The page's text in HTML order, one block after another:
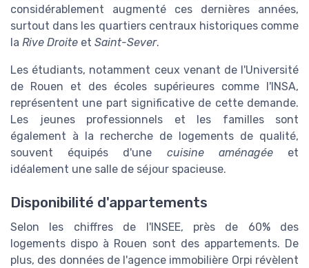
considérablement augmenté ces dernières années,
surtout dans les quartiers centraux historiques comme
la Rive Droite et Saint-Sever.
Les étudiants, notamment ceux venant de l'Université
de Rouen et des écoles supérieures comme l'INSA,
représentent une part significative de cette demande.
Les jeunes professionnels et les familles sont
également à la recherche de logements de qualité,
souvent équipés d'une cuisine aménagéeet
idéalement une salle de séjour spacieuse.
Disponibilité d'appartements
Selon les chiffres de l'INSEE, près de 60% des
logements dispo à Rouen sont des appartements. De
plus, des données de l'agence immobilière Orpi révèlent